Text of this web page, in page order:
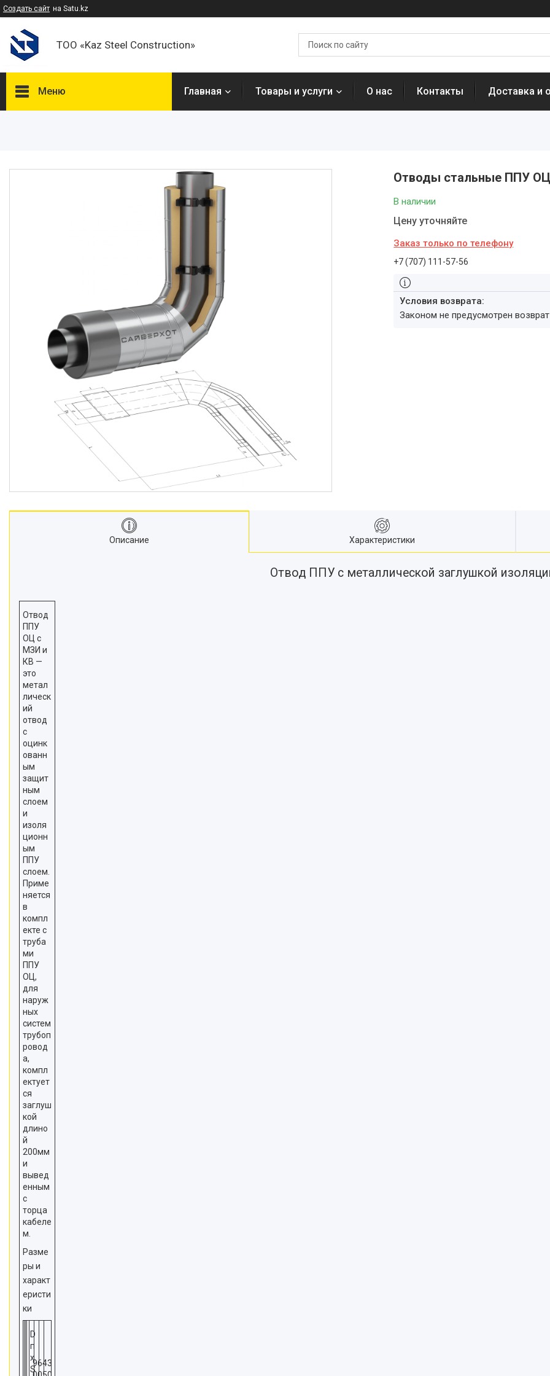
Создать сайт на Satu.kz
ТОО «Kaz Steel Construction»
Меню Главная Товары и услуги О нас Контакты Доставка и
Отводы стальные ППУ
В наличии
Цену уточняйте
Заказ только по телефону
+7 (707) 111-57-56
Законом не предусмотрен
Описание Характеристики
Отвод ППУ с металлической заглушкой
Отвод
ППУ
ОЦ с
МЗИ и
КВ —
это
метал
лическ
ий
отвод
с
оцинк
ованн
ым
защит
ным
слоем
и
изоля
ционн
ым
ППУ
слоем.
Приме
няется
в
компл
екте с
труба
ми
ППУ
ОЦ,
для
наруж
ных
систем
трубоп
ровод
а,
компл
ектует
ся
заглуш
кой
длино
й
200мм
и
вывед
енным
с
торца
кабеле
м.
Разме
ры и
характ
еристи
ки
D
п
х
S
9643